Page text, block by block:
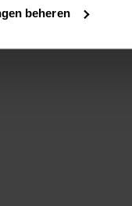
beheren
berging